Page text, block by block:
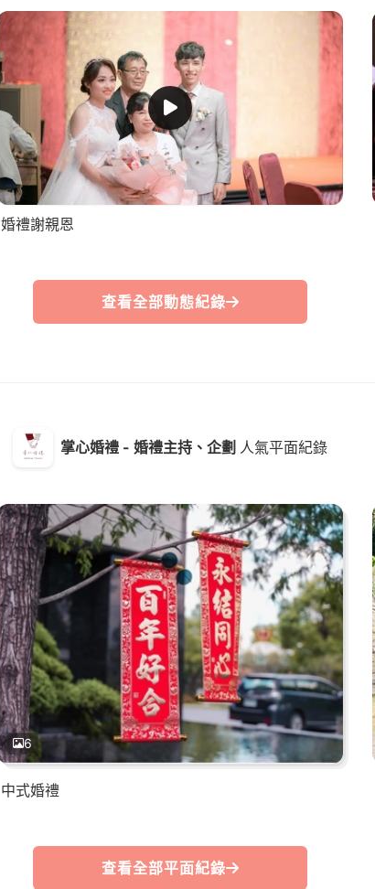
掌心婚禮 - 婚禮主持、企劃 人氣平面紀錄
6
中式婚禮
查看全部平面紀錄
婚禮謝親恩
查看全部動態紀錄